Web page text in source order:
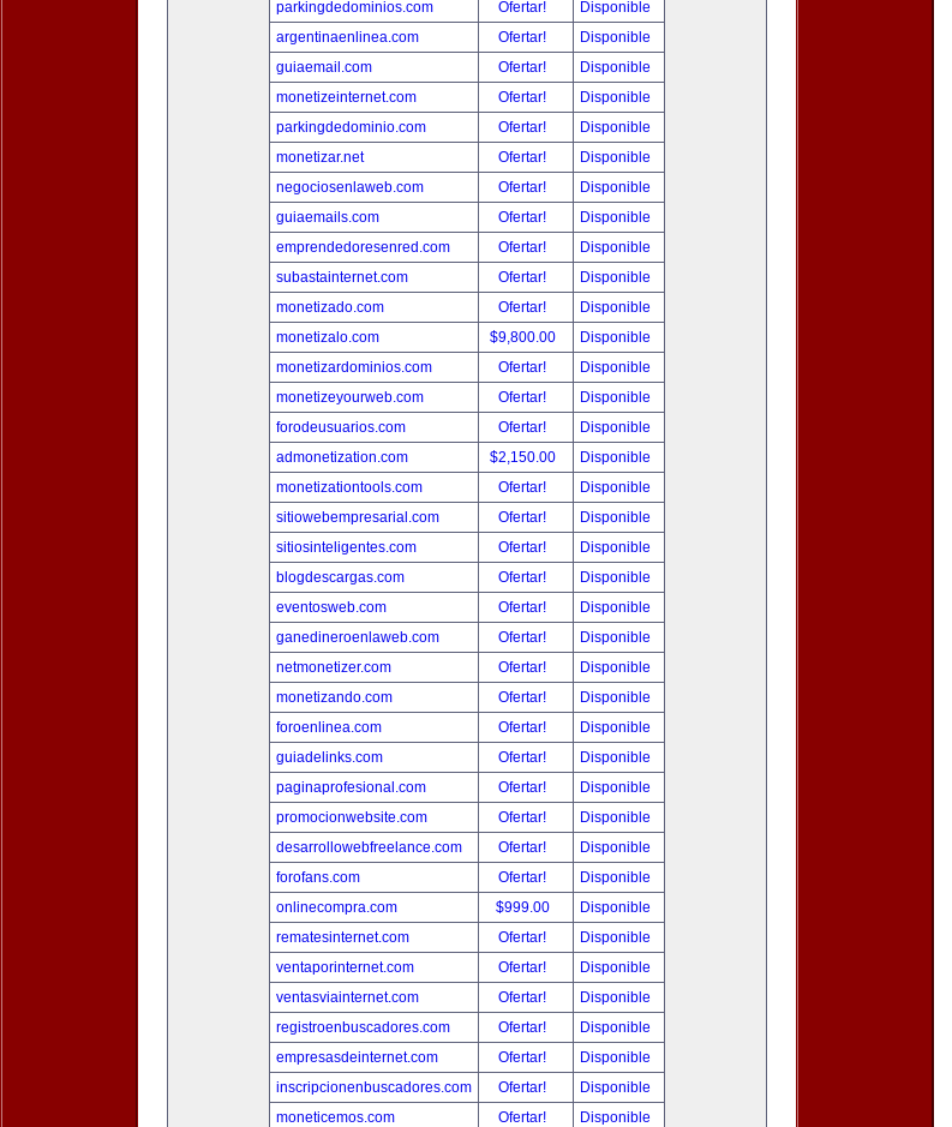
parkingdedominios.com
Ofertar!
Disponible
argentinaenlinea.com
Ofertar!
Disponible
guiaemail.com
Ofertar!
Disponible
monetizeinternet.com
Ofertar!
Disponible
parkingdedominio.com
Ofertar!
Disponible
monetizar.net
Ofertar!
Disponible
negociosenlaweb.com
Ofertar!
Disponible
guiaemails.com
Ofertar!
Disponible
emprendedoresenred.com
Ofertar!
Disponible
subastainternet.com
Ofertar!
Disponible
monetizado.com
Ofertar!
Disponible
monetizalo.com
$9,800.00
Disponible
monetizardominios.com
Ofertar!
Disponible
monetizeyourweb.com
Ofertar!
Disponible
forodeusuarios.com
Ofertar!
Disponible
admonetization.com
$2,150.00
Disponible
monetizationtools.com
Ofertar!
Disponible
sitiowebempresarial.com
Ofertar!
Disponible
sitiosinteligentes.com
Ofertar!
Disponible
blogdescargas.com
Ofertar!
Disponible
eventosweb.com
Ofertar!
Disponible
ganedineroenlaweb.com
Ofertar!
Disponible
netmonetizer.com
Ofertar!
Disponible
monetizando.com
Ofertar!
Disponible
foroenlinea.com
Ofertar!
Disponible
guiadelinks.com
Ofertar!
Disponible
paginaprofesional.com
Ofertar!
Disponible
promocionwebsite.com
Ofertar!
Disponible
desarrollowebfreelance.com
Ofertar!
Disponible
forofans.com
Ofertar!
Disponible
onlinecompra.com
$999.00
Disponible
rematesinternet.com
Ofertar!
Disponible
ventaporinternet.com
Ofertar!
Disponible
ventasviainternet.com
Ofertar!
Disponible
registroenbuscadores.com
Ofertar!
Disponible
empresasdeinternet.com
Ofertar!
Disponible
inscripcionenbuscadores.com
Ofertar!
Disponible
moneticemos.com
Ofertar!
Disponible